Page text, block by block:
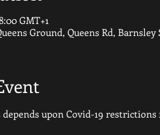
GMT+1
Ground, Queens Rd, Barnsley
upon Covid-19